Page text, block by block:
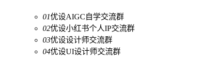
01优设AIGC自学交流群
02优设小红书个人IP交流群
03优设设计师交流群
04优设UI设计师交流群